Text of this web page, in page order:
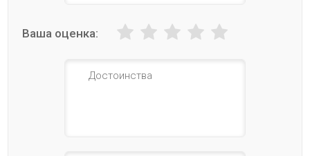
Ваша оценка: